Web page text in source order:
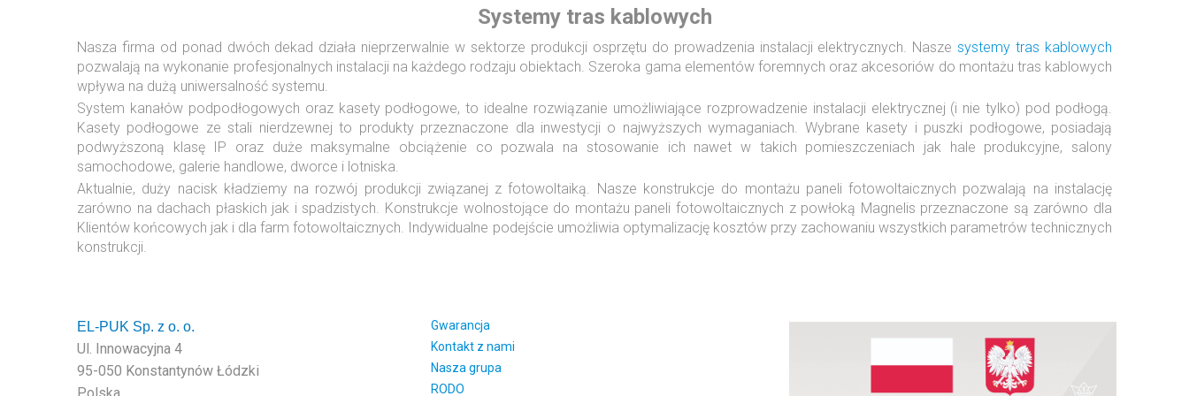
Systemy tras kablowych
Nasza firma od ponad dwóch dekad działa nieprzerwalnie w sektorze produkcji osprzętu do prowadzenia instalacji elektrycznych. Naszesystemy tras kablowych
pozwalają na wykonanie profesjonalnych instalacji na każdego rodzaju obiektach. Szeroka gama elementów foremnych oraz akcesoriów do montażu tras kablowych
wpływa na dużą uniwersalność systemu.
System kanałów podpodłogowych oraz kasety podłogowe, to idealne rozwiązanie umożliwiające rozprowadzenie instalacji elektrycznej (i nie tylko) pod podłogą.
Kasety podłogowe ze stali nierdzewnej to produkty przeznaczone dla inwestycji o najwyższych wymaganiach. Wybrane kasety i puszki podłogowe, posiadają
podwyższoną klasę IP oraz duże maksymalne obciążenie co pozwala na stosowanie ich nawet w takich pomieszczeniach jak hale produkcyjne, salony
samochodowe, galerie handlowe, dworce i lotniska.
Aktualnie, duży nacisk kładziemy na rozwój produkcji związanej z fotowoltaiką. Nasze konstrukcje do montażu paneli fotowoltaicznych pozwalają na instalację
zarówno na dachach płaskich jak i spadzistych. Konstrukcje wolnostojące do montażu paneli fotowoltaicznych z powłoką Magnelis przeznaczone są zarówno dla
Klientów końcowych jak i dla farm fotowoltaicznych. Indywidualne podejście umożliwia optymalizację kosztów przy zachowaniu wszystkich parametrów technicznych
konstrukcji.
EL-PUK Sp. z o. o.
Ul. Innowacyjna 4
95-050 Konstantynów Łódzki
Gwarancja
Kontakt z nami
Nasza grupa
RODO